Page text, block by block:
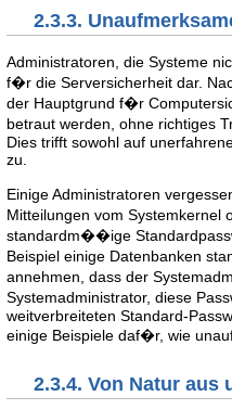
2.3.3.
Administratoren, die Systeme
f�r die Serversicherheit dar.
der Hauptgrund f�r
betraut werden, ohne richtiges
Dies trifft sowohl auf
zu.
Einige Administratoren
Mitteilungen vom
standardm��ige
Beispiel einige Datenbanken
annehmen, dass der
Systemadministrator, diese
weitverbreiteten Standard-
einige Beispiele daf�r, wie
2.3.4. Von Natur aus